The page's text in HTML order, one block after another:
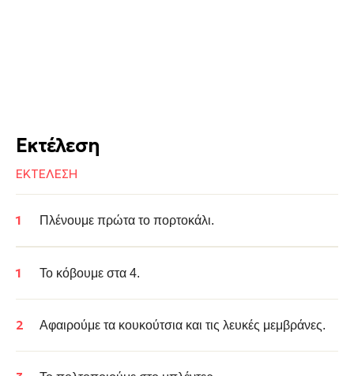
Εκτέλεση
ΕΚΤΕΛΕΣΗ
Πλένουμε πρώτα το πορτοκάλι.
Το κόβουμε στα 4.
Αφαιρούμε τα κουκούτσια και τις λευκές μεμβράνες.